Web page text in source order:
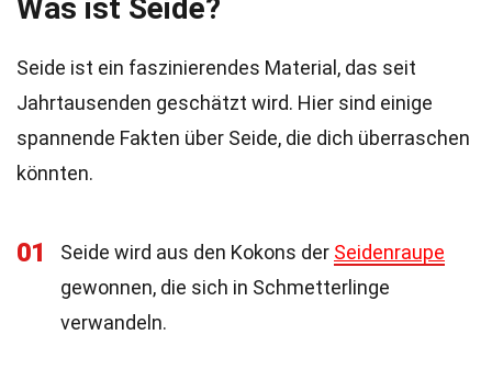
Was ist Seide?
Seide ist ein faszinierendes Material, das seit
Jahrtausenden geschätzt wird. Hier sind einige
spannende Fakten über Seide, die dich überraschen
könnten.
01 Seide wird aus den Kokons der Seidenraupe
gewonnen, die sich in Schmetterlinge
verwandeln.